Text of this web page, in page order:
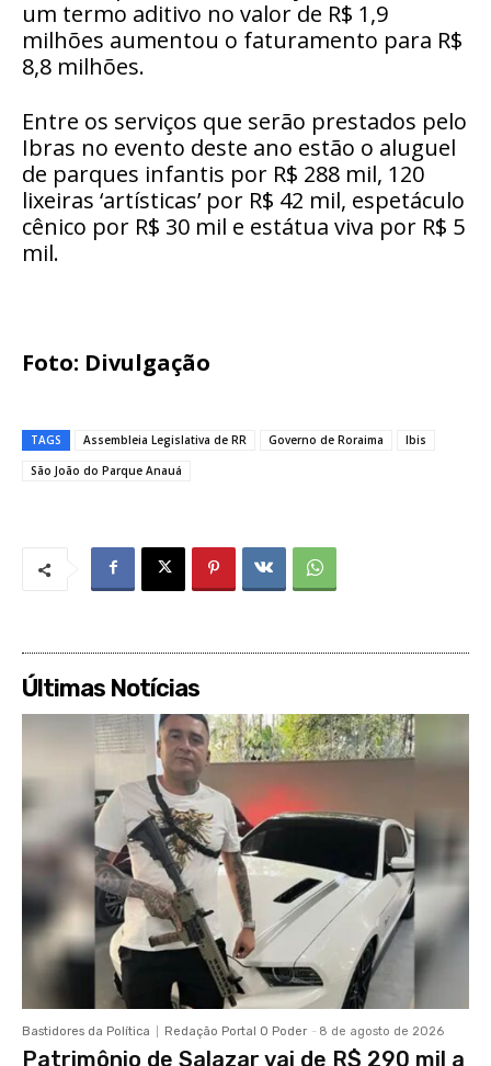
um termo aditivo no valor de R$ 1,9
milhões aumentou o faturamento para R$
8,8 milhões.
Entre os serviços que serão prestados pelo
Ibras no evento deste ano estão o aluguel
de parques infantis por R$ 288 mil, 120
lixeiras ‘artísticas’ por R$ 42 mil, espetáculo
cênico por R$ 30 mil e estátua viva por R$ 5
mil.
Foto: Divulgação
TAGS Assembleia Legislativa de RR Governo de Roraima
Ibis
São João do Parque Anauá
Últimas Notícias
Bastidores da Política Redação Portal O Poder - 8 de agosto de 2026
Patrimônio de Salazar vai de R$ 290 mil a